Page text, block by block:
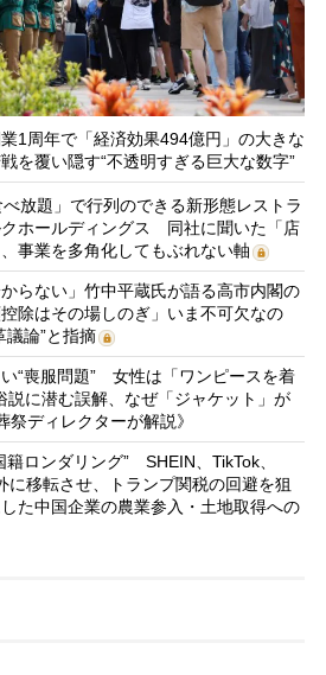
1周年で「経済効果494億円」の大きな
を覆い隠す“不透明すぎる巨大な数字”
べ放題」で行列のできる新形態レストラ
クホールディングス 同社に聞いた「店
事業を多角化してもぶれない軸
からない」竹中平蔵氏が語る高市内閣の
除はその場しのぎ」いま不可欠なの
議論”と指摘
“喪服問題” 女性は「ワンピースを着
説に潜む誤解、なぜ「ジャケット」が
ディレクターが解説》
籍ロンダリング” SHEIN、TikTok、
移転させ、トランプ関税の回避を狙
た中国企業の農業参入・土地取得への